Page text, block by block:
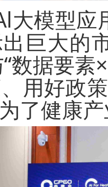
大模型应
巨大的
“数据要
用好政
了健康